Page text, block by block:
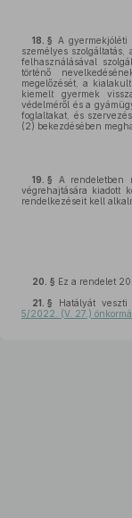
18. § A
személyes
felhasználásával
történő
megelőzését, a
kiemelt gyermek
védelméről és a
foglaltakat, és
(2) bekezdésében
19. § A rendeletben
végrehajtására kiadott
rendelkezéseit kell
20. § Ez a rendelet
21. § Hatályát veszti
5/2022. (V. 27.)